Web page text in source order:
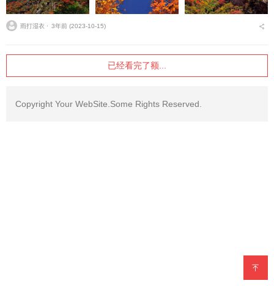
雨打湿衣 ⋅ 3年前 (2023-10-15)
已经看完了额...
Copyright Your WebSite.Some Rights Reserved.